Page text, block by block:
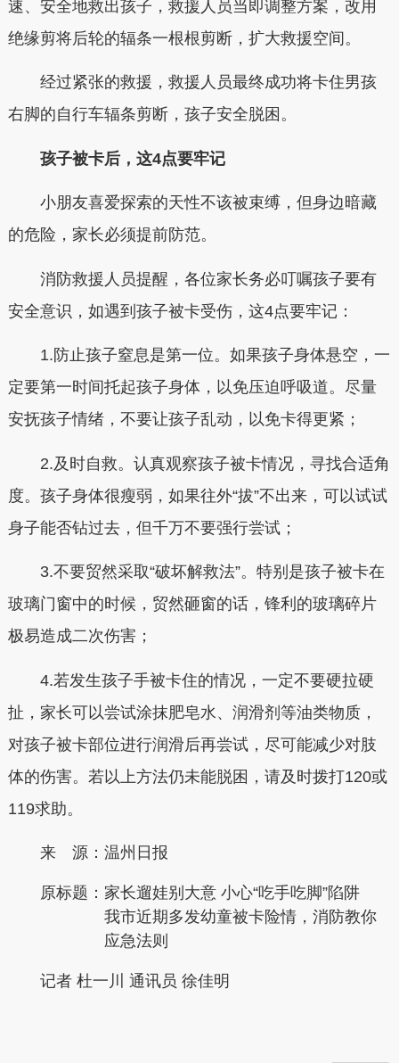
速、安全地救出孩子，救援人员当即调整方案，改用
绝缘剪将后轮的辐条一根根剪断，扩大救援空间。
经过紧张的救援，救援人员最终成功将卡住男孩
右脚的自行车辐条剪断，孩子安全脱困。
孩子被卡后，这4点要牢记
小朋友喜爱探索的天性不该被束缚，但身边暗藏
的危险，家长必须提前防范。
消防救援人员提醒，各位家长务必叮嘱孩子要有
安全意识，如遇到孩子被卡受伤，这4点要牢记：
1.防止孩子窒息是第一位。如果孩子身体悬空，一
定要第一时间托起孩子身体，以免压迫呼吸道。尽量
安抚孩子情绪，不要让孩子乱动，以免卡得更紧；
2.及时自救。认真观察孩子被卡情况，寻找合适角
度。孩子身体很瘦弱，如果往外“拔”不出来，可以试试
身子能否钻过去，但千万不要强行尝试；
3.不要贸然采取“破坏解救法”。特别是孩子被卡在
玻璃门窗中的时候，贸然砸窗的话，锋利的玻璃碎片
极易造成二次伤害；
4.若发生孩子手被卡住的情况，一定不要硬拉硬
扯，家长可以尝试涂抹肥皂水、润滑剂等油类物质，
对孩子被卡部位进行润滑后再尝试，尽可能减少对肢
体的伤害。若以上方法仍未能脱困，请及时拨打120或
119求助。
来 源：温州日报
原标题： 家长遛娃别大意 小心“吃手吃脚”陷阱
我市近期多发幼童被卡险情，消防教你
应急法则
记者 杜一川 通讯员 徐佳明